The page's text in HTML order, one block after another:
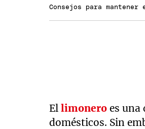
Consejos para
Ellimonero es una
domésticos. Sin